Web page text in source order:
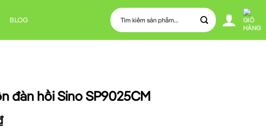
BLOG
Tìm
kiếm:
đàn hồi Sino SP9025CM